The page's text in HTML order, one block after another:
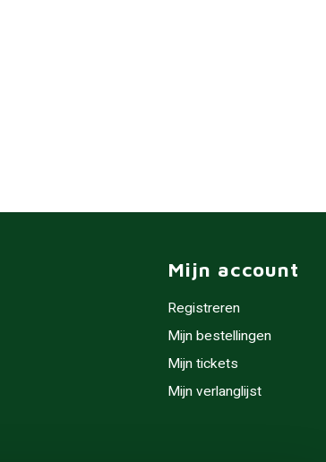
Mijn account
Registreren
Mijn bestellingen
Mijn tickets
Mijn verlanglijst